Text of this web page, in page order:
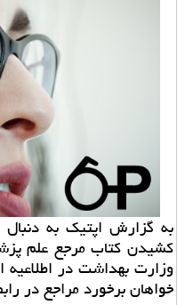
به گزارش اپتیك به
كشیدن كتاب مرجع علم
وزارت بهداشت در اطلاعیه
خواهان برخورد مراجع در